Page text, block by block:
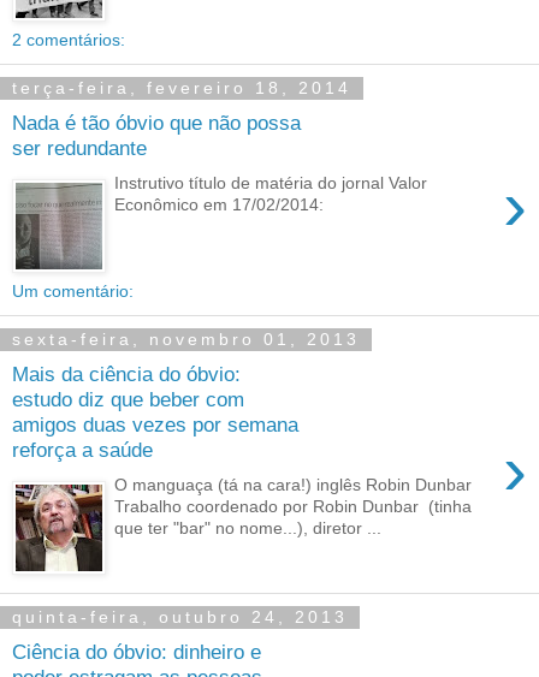
2 comentários:
terça-feira, fevereiro 18, 2014
Nada é tão óbvio que não possa
ser redundante
›
Instrutivo título de matéria do jornal Valor
Econômico em 17/02/2014:
Um comentário:
sexta-feira, novembro 01, 2013
Mais da ciência do óbvio:
estudo diz que beber com
amigos duas vezes por semana
reforça a saúde
›
O manguaça (tá na cara!) inglês Robin Dunbar
Trabalho coordenado por Robin Dunbar (tinha
que ter "bar" no nome...), diretor ...
quinta-feira, outubro 24, 2013
Ciência do óbvio: dinheiro e